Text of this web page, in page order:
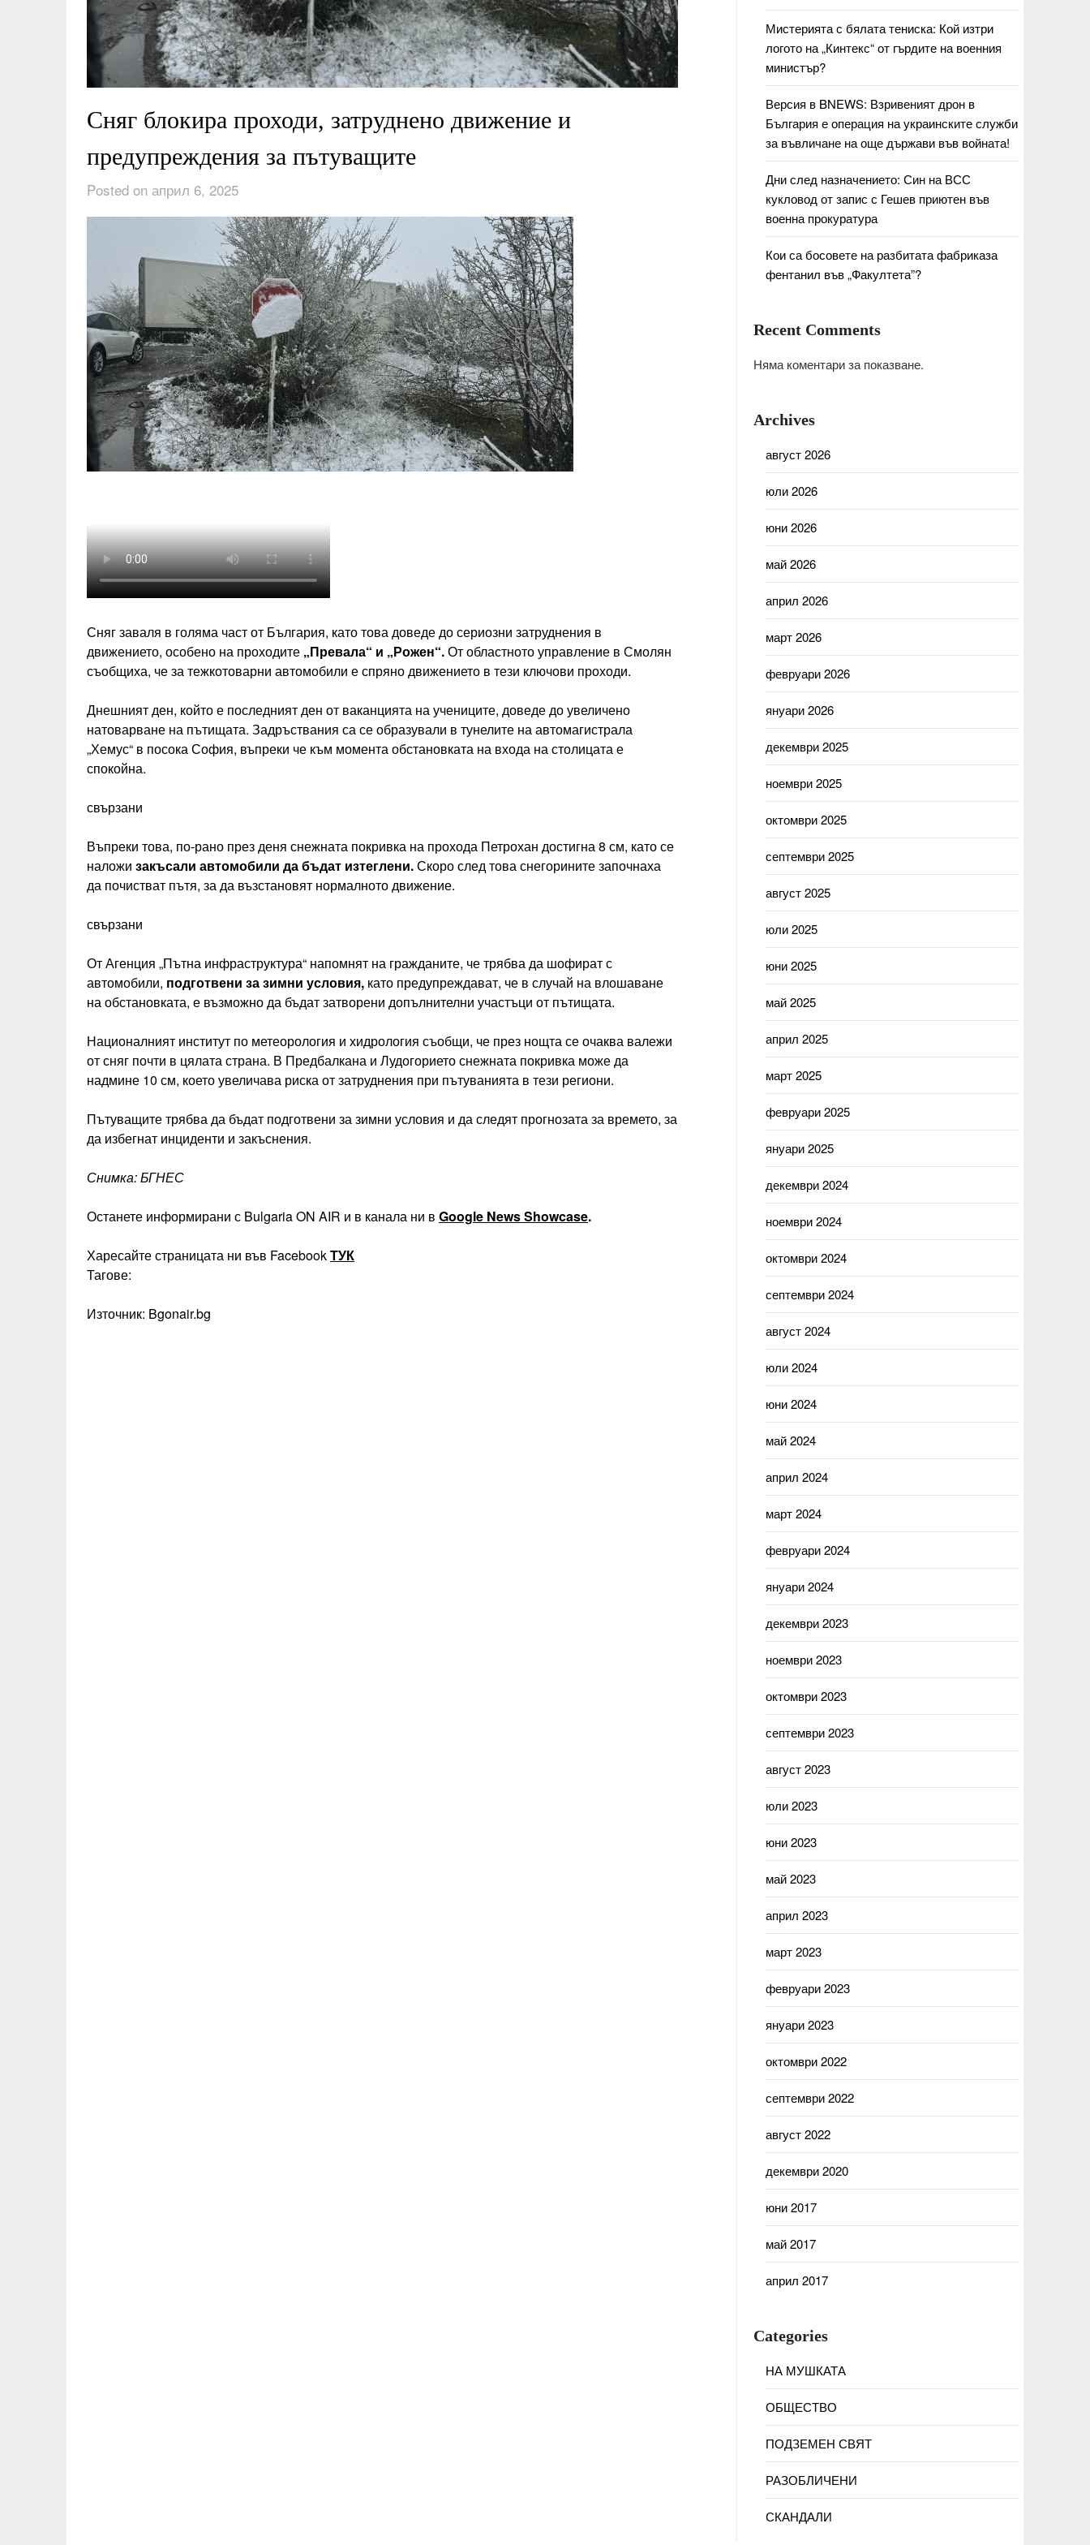
Сняг блокира проходи, затруднено движение и
предупреждения за пътуващите
Posted on април 6, 2025
Сняг заваля в голяма част от България, като това доведе до сериозни затруднения в
движението, особено на проходите „Превала“ и „Рожен“.От областното управление в Смолян
съобщиха, че за тежкотоварни автомобили е спряно движението в тези ключови проходи.
Днешният ден, който е последният ден от ваканцията на учениците, доведе до увеличено
натоварване на пътищата. Задръствания са се образували в тунелите на автомагистрала
„Хемус“ в посока София, въпреки че към момента обстановката на входа на столицата е
спокойна.
свързани
Въпреки това, по-рано през деня снежната покривка на прохода Петрохан достигна 8 см, като се
наложи закъсали автомобили да бъдат изтеглени.Скоро след това снегорините започнаха
да почистват пътя, за да възстановят нормалното движение.
свързани
От Агенция „Пътна инфраструктура“ напомнят на гражданите, че трябва да шофират с
автомобили, подготвени за зимни условия, като предупреждават, че в случай на влошаване
на обстановката, е възможно да бъдат затворени допълнителни участъци от пътищата.
Националният институт по метеорология и хидрология съобщи, че през нощта се очаква валежи
от сняг почти в цялата страна. В Предбалкана и Лудогорието снежната покривка може да
надмине 10 см, което увеличава риска от затруднения при пътуванията в тези региони.
Пътуващите трябва да бъдат подготвени за зимни условия и да следят прогнозата за времето, за
да избегнат инциденти и закъснения.
Снимка: БГНЕС
Останете информирани с Bulgaria ON AIR и в канала ни в Google News Showcase.
Харесайте страницата ни във FacebookТУК
Тагове:
Източник: Bgonair.bg
Мистерията с бялата тениска: Кой изтри
логото на „Кинтекс“ от гърдите на военния
министър?
Версия в BNEWS: Взривеният дрон в
България е операция на украинските служби
за въвличане на още държави във войната!
Дни след назначението: Син на ВСС
кукловод от запис с Гешев приютен във
военна прокуратура
Кои са босовете на разбитата фабриказа
фентанил във „Факултета”?
Recent Comments
Няма коментари за показване.
Archives
август 2026
юли 2026
юни 2026
май 2026
април 2026
март 2026
февруари 2026
януари 2026
декември 2025
ноември 2025
октомври 2025
септември 2025
август 2025
юли 2025
юни 2025
май 2025
април 2025
март 2025
февруари 2025
януари 2025
декември 2024
ноември 2024
октомври 2024
септември 2024
август 2024
юли 2024
юни 2024
май 2024
април 2024
март 2024
февруари 2024
януари 2024
декември 2023
ноември 2023
октомври 2023
септември 2023
август 2023
юли 2023
юни 2023
май 2023
април 2023
март 2023
февруари 2023
януари 2023
октомври 2022
септември 2022
август 2022
декември 2020
юни 2017
май 2017
април 2017
Categories
НА МУШКАТА
ОБЩЕСТВО
ПОДЗЕМЕН СВЯТ
РАЗОБЛИЧЕНИ
СКАНДАЛИ